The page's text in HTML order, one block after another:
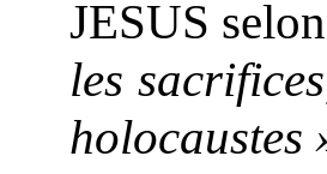
JESUS
les
holocaustes